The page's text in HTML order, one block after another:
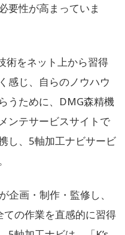
要性が高まっていま
術をネット上から習得
感じ、自らのノウハウ
うために、DMG森精機
ンテサービスサイトで
し、5軸加工ナビサービ
企画・制作・監修し、
の作業を直感的に習得